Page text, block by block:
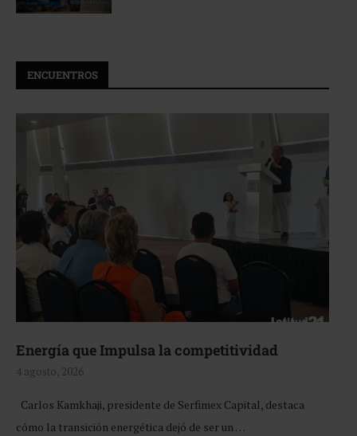
ENCUENTROS
Energía que Impulsa la competitividad
4 agosto, 2026
Carlos Kamkhaji, presidente de Serfimex Capital, destaca
cómo la transición energética dejó de ser un …